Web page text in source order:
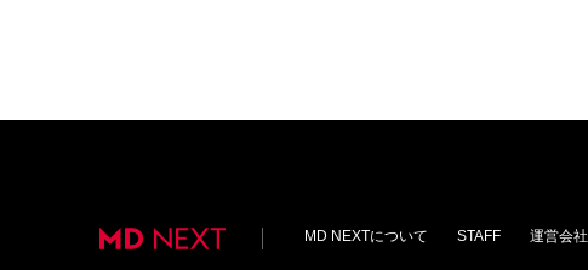
MD NEXTについて STAFF 運営会社